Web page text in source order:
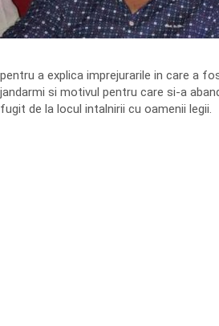
pentru a explica imprejurarile in care a
jandarmi si motivul pentru care si-a
fugit de la locul intalnirii cu oamenii legii.